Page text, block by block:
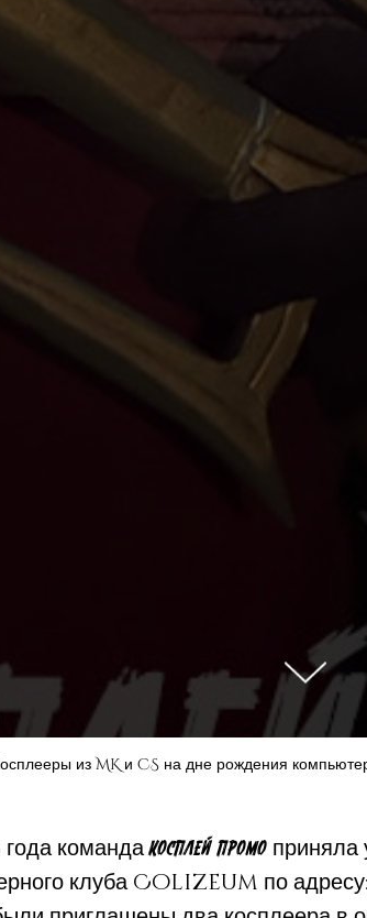
из MK и CS на дне рождения
командаКОСПЛЕЙ ПРОМО приняла
клуба Colizeum по адресу: